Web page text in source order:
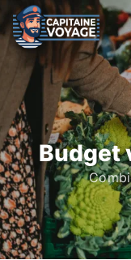
Budget